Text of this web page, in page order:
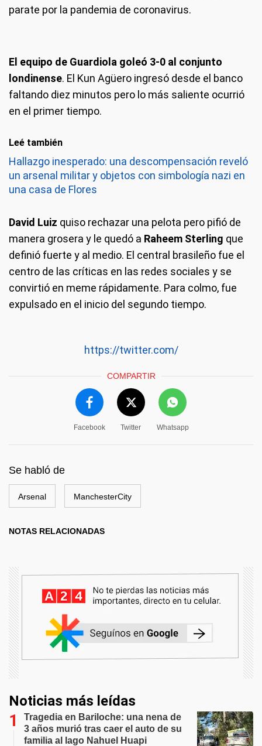
parate por la pandemia de coronavirus.
El equipo de Guardiola goleó 3-0 al conjunto
londinense. El Kun Agüero ingresó desde el banco
faltando diez minutos pero lo más saliente ocurrió
en el primer tiempo.
Leé también
Hallazgo inesperado: una descompensación reveló
un arsenal militar y objetos con simbología nazi en
una casa de Flores
David Luiz quiso rechazar una pelota pero pifió de
manera grosera y le quedó a Raheem Sterling que
definió fuerte y al medio. El central brasileño fue el
centro de las críticas en las redes sociales y se
convirtió en meme rápidamente. Para colmo, fue
expulsado en el inicio del segundo tiempo.
https://twitter.com/
COMPARTIR
Facebook Twitter Whatsapp
Se habló de
Arsenal ManchesterCity
NOTAS RELACIONADAS
Noticias más leídas
Tragedia en Bariloche: una nena de
3 años murió tras caer el auto de su
familia al lago Nahuel Huapi